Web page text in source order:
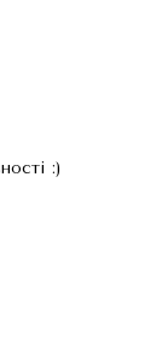
:)